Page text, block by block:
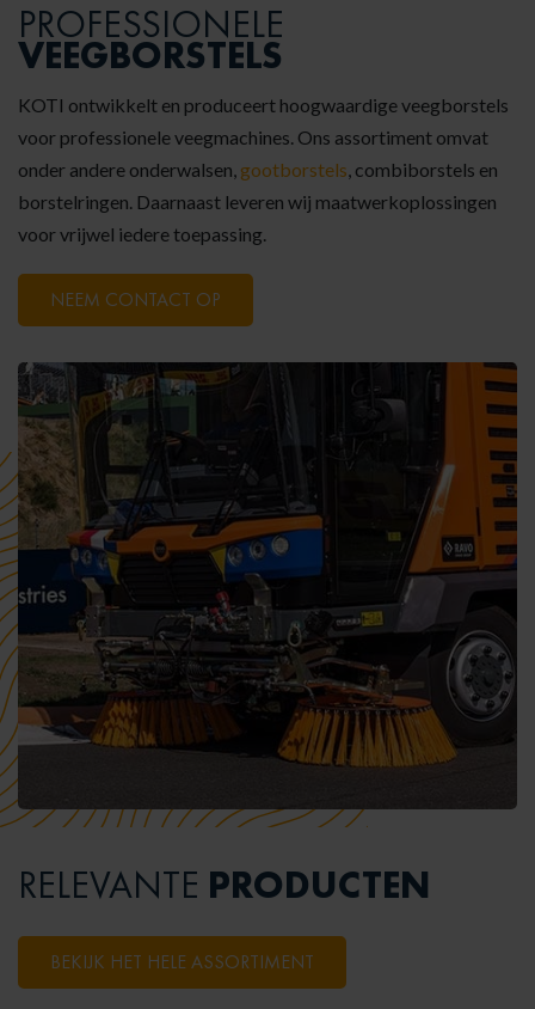
PROFESSIONELE
VEEGBORSTELS
KOTI ontwikkelt en produceert hoogwaardige veegborstels
voor professionele veegmachines. Ons assortiment omvat
onder andere onderwalsen, gootborstels, combiborstels en
borstelringen. Daarnaast leveren wij maatwerkoplossingen
voor vrijwel iedere toepassing.
NEEM CONTACT OP
RELEVANTE PRODUCTEN
BEKIJK HET HELE ASSORTIMENT